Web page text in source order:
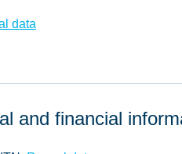
data
and financial